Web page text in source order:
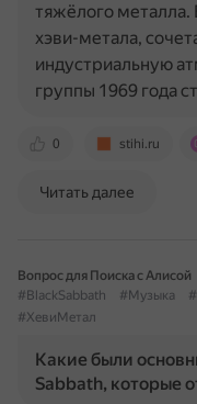
0 stihi.ru
тяжёлого металла.
хэви-метала,
индустриальную
группы 1969 года
Читать далее
Вопрос для Поиска с Алисой
#BlackSabbath
#Музыка
#ХевиМетал
Какие были
Sabbath, которые